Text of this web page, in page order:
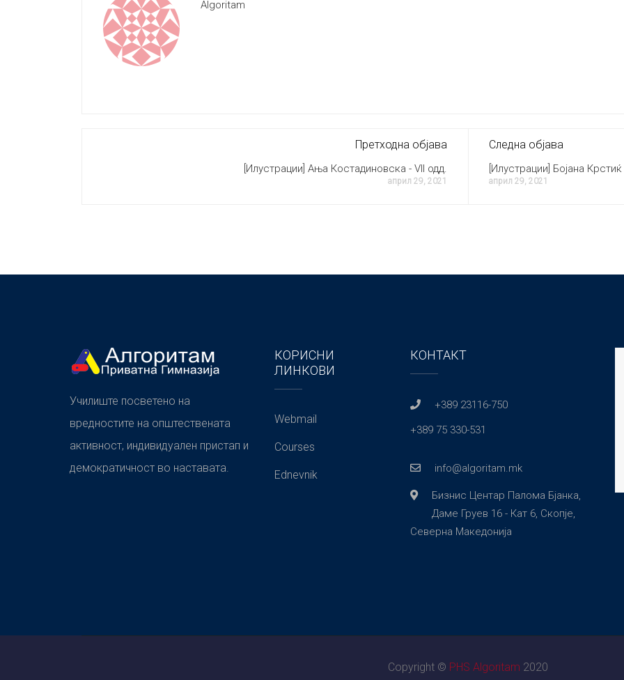
Algoritam
Претходна објава
[Илустрации] Ања Костадиновска - VII одд.
април 29, 2021
Следна објава
[Илустрации] Бојана Крстиќ
април 29, 2021
Училиште посветено на
вредностите на општествената
активност, индивидуален пристап и
демократичност во наставата.
КОРИСНИ
ЛИНКОВИ
Webmail
Courses
Ednevnik
КОНТАКТ
+389 23116-750
+389 75 330-531
info@algoritam.mk
Бизнис Центар Палома Бјанка,
Даме Груев 16 - Кат 6, Скопје,
Северна Македонија
Copyright © PHS Algoritam 2020